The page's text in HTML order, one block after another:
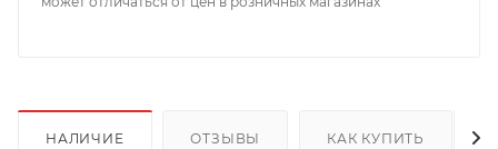
НАЛИЧИЕ ОТЗЫВЫ КАК КУПИТЬ